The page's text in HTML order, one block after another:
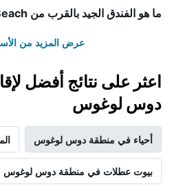
ما هو الفندق الجيد بالقرب من Forte Beach؟
عرض المزيد من
اعثر على نتائج أفضل
دوس لوغوس
أحياء في منطقة دوس لوغوس
بيوت عطلات في منطقة دوس لوغوس